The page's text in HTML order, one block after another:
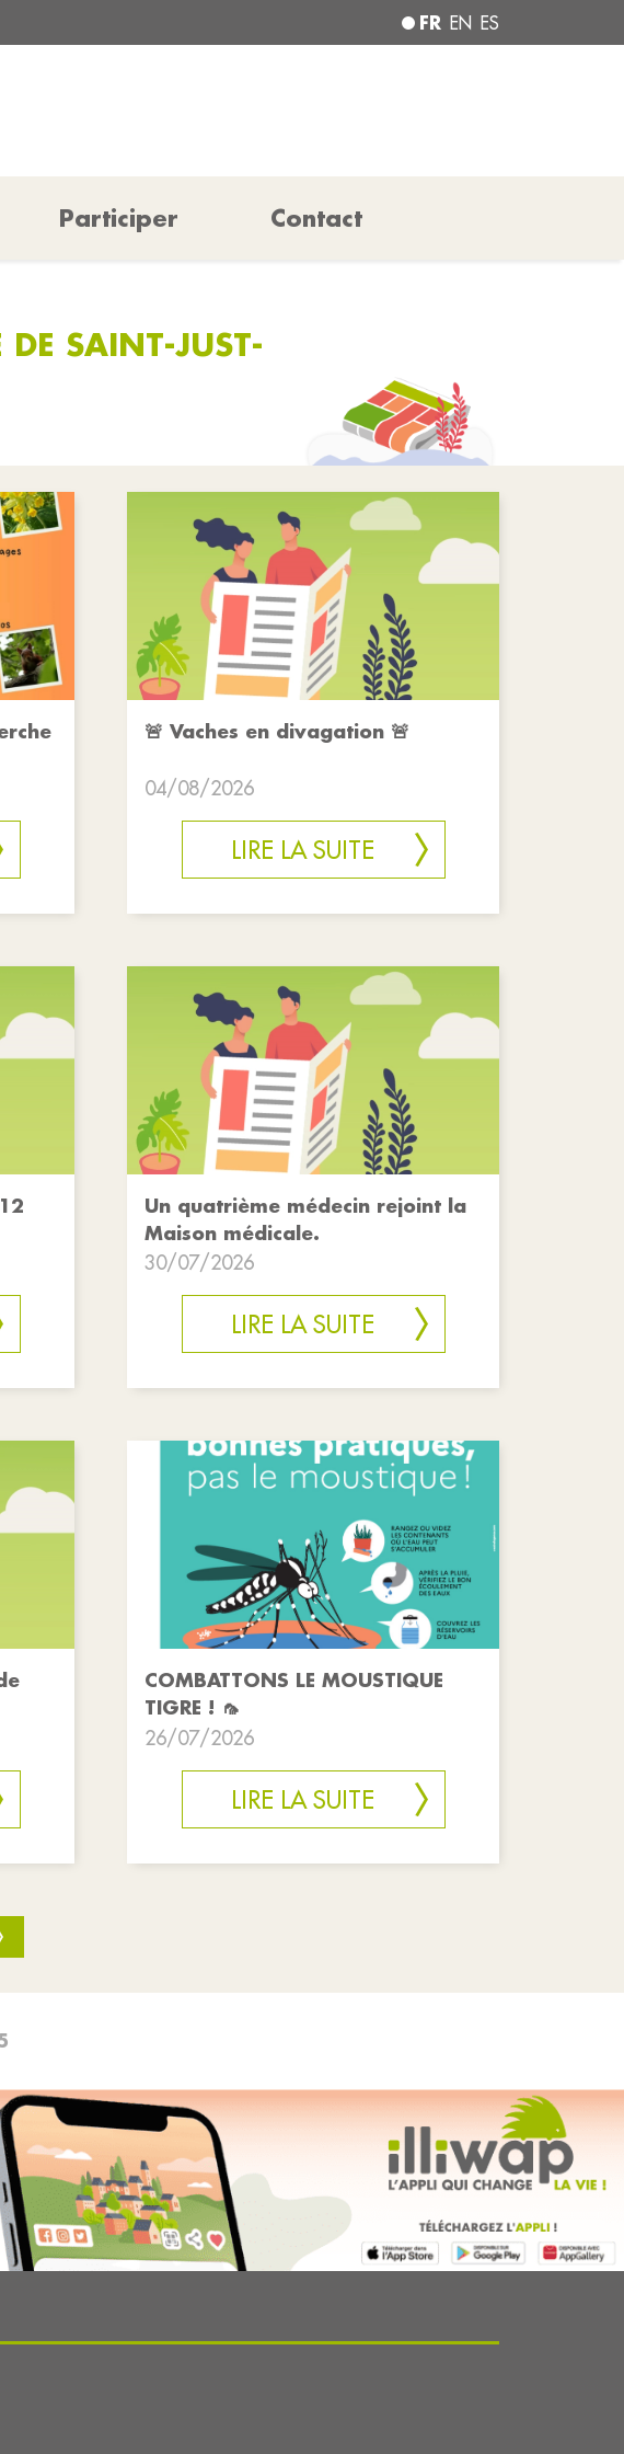
FR EN ES
Participer Contact
DE SAINT-JUST-
🚨 Vaches en divagation 🚨
04/08/2026
LIRE LA SUITE
Un quatrième médecin rejoint la
Maison médicale.
30/07/2026
LIRE LA SUITE
COMBATTONS LE MOUSTIQUE
TIGRE ! 🦟
26/07/2026
LIRE LA SUITE